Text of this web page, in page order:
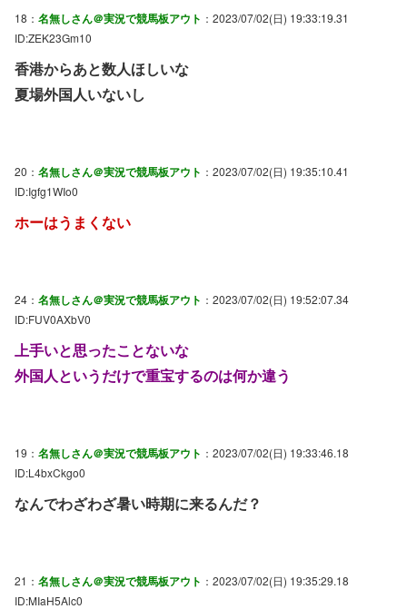
18： 名無しさん＠実況で競馬板アウト ：2023/07/02(日) 19:33:19.31
ID:ZEK23Gm10
香港からあと数人ほしいな
夏場外国人いないし
20： 名無しさん＠実況で競馬板アウト ：2023/07/02(日) 19:35:10.41
ID:Igfg1WIo0
ホーはうまくない
24： 名無しさん＠実況で競馬板アウト ：2023/07/02(日) 19:52:07.34
ID:FUV0AXbV0
上手いと思ったことないな
外国人というだけで重宝するのは何か違う
19： 名無しさん＠実況で競馬板アウト ：2023/07/02(日) 19:33:46.18
ID:L4bxCkgo0
なんでわざわざ暑い時期に来るんだ？
21： 名無しさん＠実況で競馬板アウト ：2023/07/02(日) 19:35:29.18
ID:MIaH5Alc0